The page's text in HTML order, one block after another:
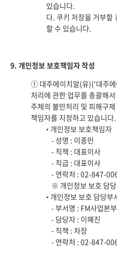
있습니다.
다. 쿠키 저장을 거부할
할 수 있습니다.
9. 개인정보 보호책임자 작성
① 대주에이치알(유)(‘대주
처리에 관한 업무를 총괄해
주체의 불만처리 및 피해구
책임자를 지정하고 있습니다.
• 개인정보 보호책임자
- 성명 : 이종민
- 직책 : 대표이사
- 직급 : 대표이사
- 연락처 : 02-847-
※ 개인정보 보호 담
• 개인정보 보호 담당부
- 부서명 : FM사업본부
- 담당자 : 이혜진
- 직책 : 차장
- 연락처 : 02-847-